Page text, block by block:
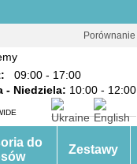
Porównanie
09:00 - 17:00
- Niedziela: 10:00 - 12:00
do
Zestawy